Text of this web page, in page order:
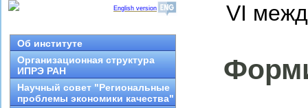
English version
Об институте
Организационная структура
ИПРЭ РАН
Научный совет "Региональные
проблемы экономики качества"
VI